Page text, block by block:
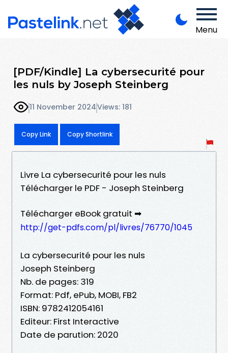
Menu
[PDF/Kindle] La cybersecurité pour
les nuls by Joseph Steinberg
11 November 2024Views: 181
Copy Link Copy Shortlink
Livre La cybersecurité pour les nuls
Télécharger le PDF - Joseph Steinberg
Télécharger eBook gratuit ➡
http://get-pdfs.com/pl/livres/76770/1045
La cybersecurité pour les nuls
Joseph Steinberg
Nb. de pages: 319
Format: Pdf, ePub, MOBI, FB2
ISBN: 9782412054161
Editeur: First Interactive
Date de parution: 2020